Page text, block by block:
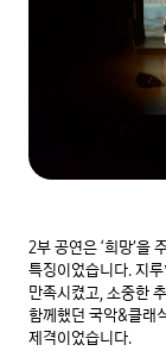
2부 공연은 ‘희망’을
특징이었습니다. 지
만족시켰고, 소중한
함께했던 국악&클래
제격이었습니다.